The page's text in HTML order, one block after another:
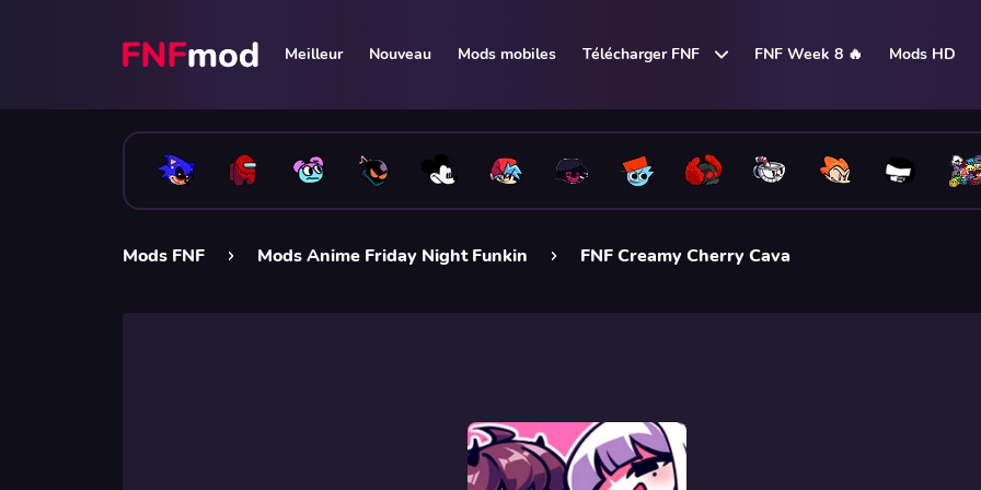
Meilleur Nouveau Mods mobiles Télécharger FNF FNF Week 8 🔥 Mods HD
Mods FNF Mods Anime Friday Night Funkin FNF Creamy Cherry Cava